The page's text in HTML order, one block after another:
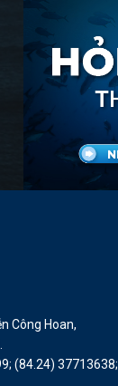
Công Hoan,
(84.24) 37713638;